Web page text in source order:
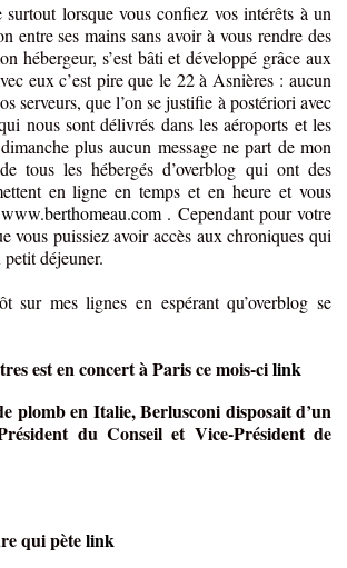
lorsque vous confiez vos intérêts à un
entre ses mains sans avoir à vous rendre des
hébergeur, s’est bâti et développé grâce aux
eux c’est pire que le 22 à Asnières : aucun
serveurs, que l’on se justifie à postériori avec
nous sont délivrés dans les aéroports et les
plus aucun message ne part de mon
tous les hébergés d’overblog qui ont des
en ligne en temps et en heure et vous
www.berthomeau.com . Cependant pour votre
vous puissiez avoir accès aux chroniques qui
petit déjeuner.
mes lignes en espérant qu’overblog se
est en concert à Paris ce mois-cilink
plomb en Italie, Berlusconi disposait d’un
du Conseil et Vice-Président de
qui pètelink